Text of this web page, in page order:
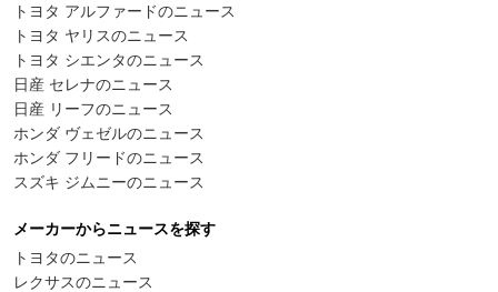
トヨタ アルファードのニュース
トヨタ ヤリスのニュース
トヨタ シエンタのニュース
日産 セレナのニュース
日産 リーフのニュース
ホンダ ヴェゼルのニュース
ホンダ フリードのニュース
スズキ ジムニーのニュース
メーカーからニュースを探す
トヨタのニュース
レクサスのニュース